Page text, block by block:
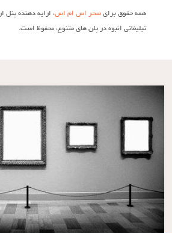
همه حقوق برایسحر اس ام اس
تبلیغاتی انبوه در پلن های متنوع، محفوظ است.